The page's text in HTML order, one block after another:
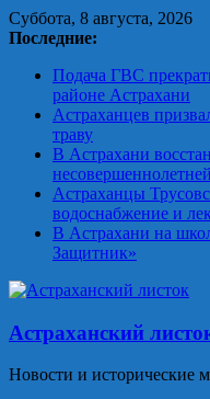
Skip
to
Суббота, 8 августа, 2026
Последние:
Подача ГВС
районе Астрахани
Астраханцев
траву
В Астрахани
несовершеннолетней
Астраханцы
водоснабжение и
В Астрахани на
Защитник»
Астраханский
Новости и исторические